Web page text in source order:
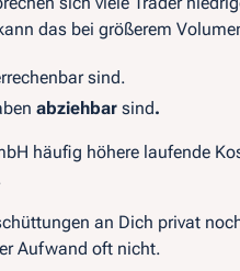
das bei größerem
sind.
abziehbarsind.
häufig höhere laufende
an Dich privat
Aufwand oft nicht.